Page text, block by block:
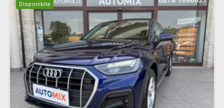
Disponibile